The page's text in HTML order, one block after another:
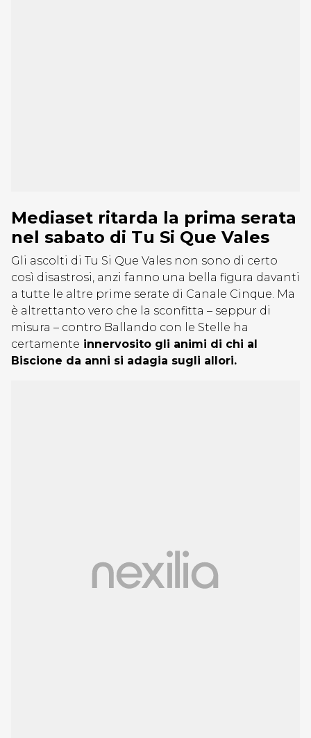
Mediaset ritarda la prima serata
nel sabato di Tu Si Que Vales
Gli ascolti di Tu Si Que Vales non sono di certo
così disastrosi, anzi fanno una bella figura davanti
a tutte le altre prime serate di Canale Cinque. Ma
è altrettanto vero che la sconfitta – seppur di
misura – contro Ballando con le Stelle ha
certamente innervosito gli animi di chi al
Biscione da anni si adagia sugli allori.